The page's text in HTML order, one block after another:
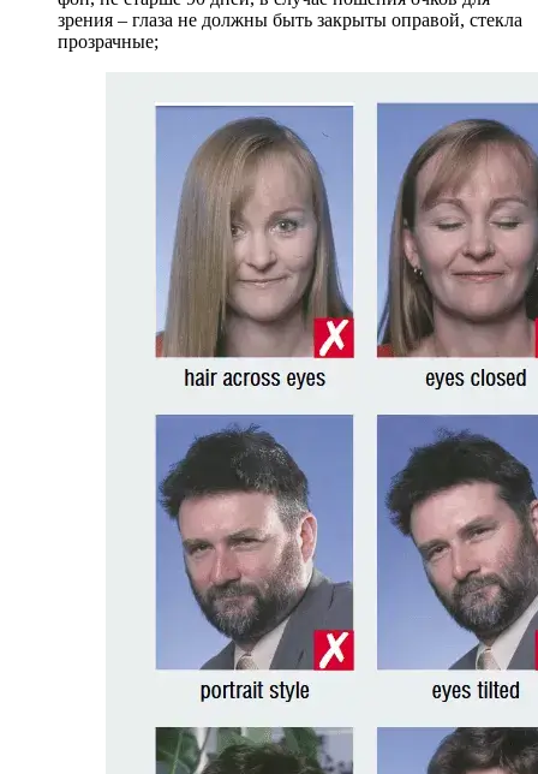
зрения – глаза не должны быть закрыты оправой, стекла
прозрачные;